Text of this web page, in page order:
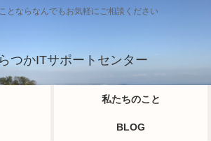
とならなんでもお気軽にご相談ください
つかITサポートセンター
私たちのこと
BLOG